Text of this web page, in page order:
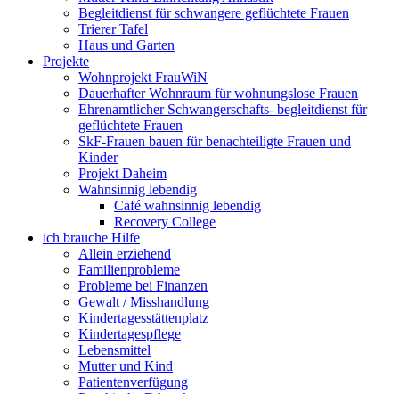
Begleitdienst für schwangere geflüchtete Frauen
Trierer Tafel
Haus und Garten
Projekte
Wohnprojekt FrauWiN
Dauerhafter Wohnraum für wohnungslose Frauen
Ehrenamtlicher Schwangerschafts- begleitdienst für
geflüchtete Frauen
SkF-Frauen bauen für benachteiligte Frauen und
Kinder
Projekt Daheim
Wahnsinnig lebendig
Café wahnsinnig lebendig
Recovery College
ich brauche Hilfe
Allein erziehend
Familienprobleme
Probleme bei Finanzen
Gewalt / Misshandlung
Kindertagesstättenplatz
Kindertagespflege
Lebensmittel
Mutter und Kind
Patientenverfügung